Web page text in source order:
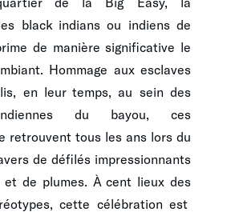
black indians ou indiens de
de manière significative le
Hommage aux esclaves
en leur temps, au sein des
du bayou, ces
retrouvent tous les ans lors du
de défilés impressionnants
de plumes. À cent lieux des
cette célébration est